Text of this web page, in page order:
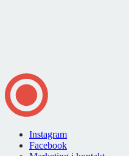
Instagram
Facebook